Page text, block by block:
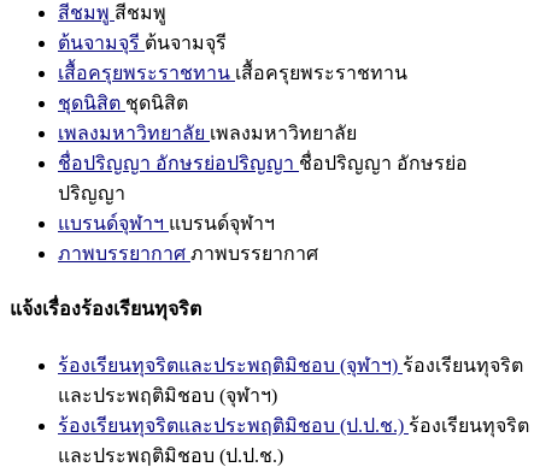
สีชมพู สีชมพู
ต้นจามจุรี ต้นจามจุรี
เสื้อครุยพระราชทาน เสื้อครุยพระราชทาน
ชุดนิสิต ชุดนิสิต
เพลงมหาวิทยาลัย เพลงมหาวิทยาลัย
ชื่อปริญญา อักษรย่อปริญญา ชื่อปริญญา อักษรย่อ
ปริญญา
แบรนด์จุฬาฯ แบรนด์จุฬาฯ
ภาพบรรยากาศ ภาพบรรยากาศ
แจ้งเรื่องร้องเรียนทุจริต
ร้องเรียนทุจริตและประพฤติมิชอบ (จุฬาฯ) ร้องเรียนทุจริต
และประพฤติมิชอบ (จุฬาฯ)
ร้องเรียนทุจริตและประพฤติมิชอบ (ป.ป.ช.) ร้องเรียนทุจริต
และประพฤติมิชอบ (ป.ป.ช.)